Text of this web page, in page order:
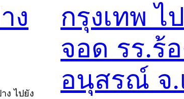
ง
ง ไปยัง
กรุงเทพ ไ
จอด รร.ร้
อนุสรณ์ จ